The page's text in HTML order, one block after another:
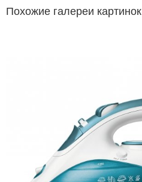
Похожие галереи картинок